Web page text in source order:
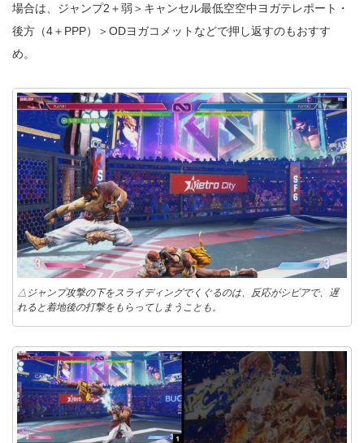
場合は、ジャンプ2＋弱＞キャンセル最低空空中ヨガテレポート・
後方（4＋PPP）＞ODヨガコメットなどで押し返すのもおすす
め。
△ジャンプ攻撃の下をスライディングでくぐるのは、反応がシビアで、遅
れると着地後の打撃をもらってしまうことも。